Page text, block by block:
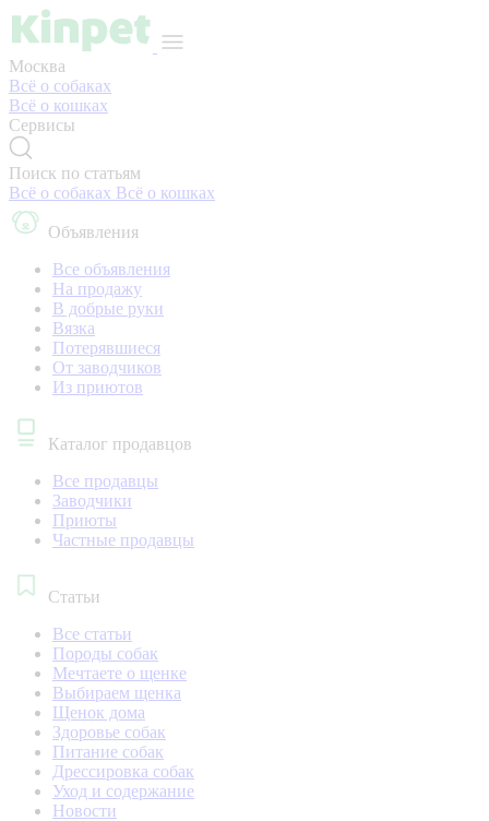
Москва
Всё о собаках
Всё о кошках
Сервисы
Поиск по статьям
Всё о собаках Всё о кошках
Объявления
Все объявления
На продажу
В добрые руки
Вязка
Потерявшиеся
От заводчиков
Из приютов
Каталог продавцов
Все продавцы
Заводчики
Приюты
Частные продавцы
Статьи
Все статьи
Породы собак
Мечтаете о щенке
Выбираем щенка
Щенок дома
Здоровье собак
Питание собак
Дрессировка собак
Уход и содержание
Новости